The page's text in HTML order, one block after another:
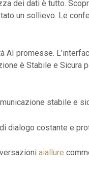
dei dati è tutto.
un sollievo. Le
promesse.
è Stabile e
stabile e
dialogo costante e
aiallure